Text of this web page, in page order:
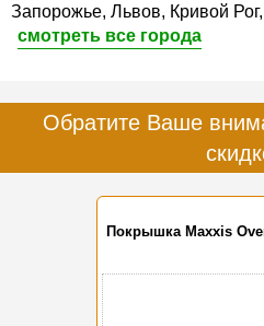
Запорожье, Львов, Кривой
смотреть все города
Обратите Ваше
Покрышка Maxxis